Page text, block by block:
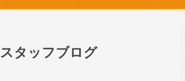
スタッフブログ